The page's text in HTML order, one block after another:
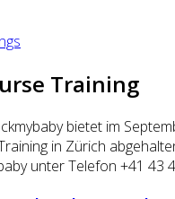
Training
bietet im
in Zürich
unter Telefon +41 43